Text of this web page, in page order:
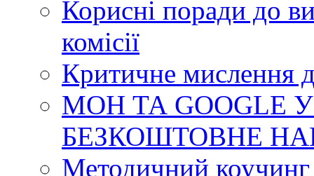
Корисні поради до
комісії
Критичне мислення
МОН ТА GOOGLE
БЕЗКОШТОВНЕ
Методичний